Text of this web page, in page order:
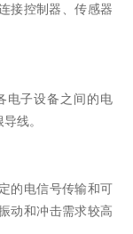
接控制器、传感器
线。
动和冲击需求较高